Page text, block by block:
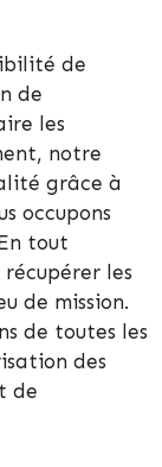
de
de
les
notre
grâce à
occupons
tout
les
de mission.
de toutes les
des
de